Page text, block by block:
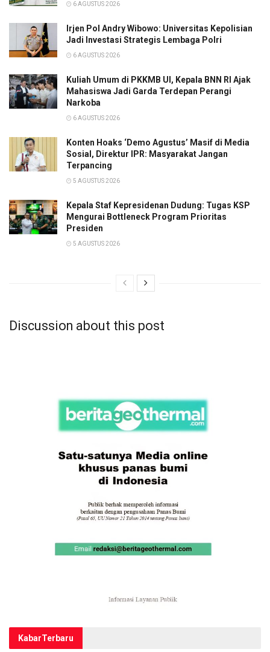
6 AGUSTUS 2026
Irjen Pol Andry Wibowo: Universitas Kepolisian
Jadi Investasi Strategis Lembaga Polri
6 AGUSTUS 2026
Kuliah Umum di PKKMB UI, Kepala BNN RI Ajak
Mahasiswa Jadi Garda Terdepan Perangi
Narkoba
6 AGUSTUS 2026
Konten Hoaks ‘Demo Agustus’ Masif di Media
Sosial, Direktur IPR: Masyarakat Jangan
Terpancing
5 AGUSTUS 2026
Kepala Staf Kepresidenan Dudung: Tugas KSP
Mengurai Bottleneck Program Prioritas
Presiden
5 AGUSTUS 2026
Discussion about this post
KabarTerbaru